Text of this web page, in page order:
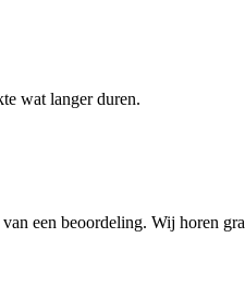
wat langer duren.
een beoordeling. Wij horen